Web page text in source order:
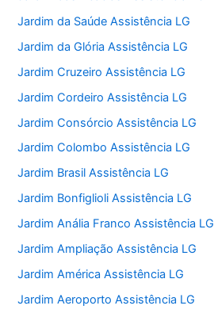
Jardim da Saúde Assistência LG
Jardim da Glória Assistência LG
Jardim Cruzeiro Assistência LG
Jardim Cordeiro Assistência LG
Jardim Consórcio Assistência LG
Jardim Colombo Assistência LG
Jardim Brasil Assistência LG
Jardim Bonfiglioli Assistência LG
Jardim Anália Franco Assistência LG
Jardim Ampliação Assistência LG
Jardim América Assistência LG
Jardim Aeroporto Assistência LG